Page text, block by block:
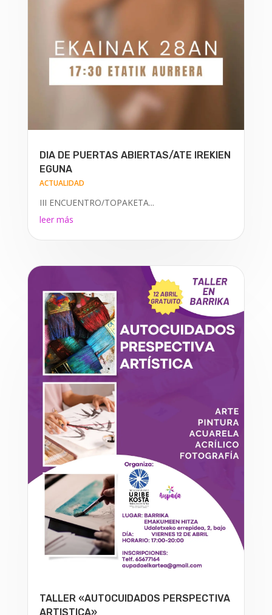
DIA DE PUERTAS ABIERTAS/ATE IREKIEN
EGUNA
ACTUALIDAD
III ENCUENTRO/TOPAKETA...
leer más
TALLER «AUTOCUIDADOS PERSPECTIVA
ARTISTICA»